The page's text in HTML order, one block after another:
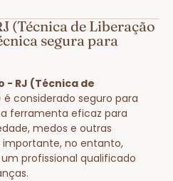
(Técnica de Liberação
segura para
- RJ (Técnica de
é considerado seguro para
ferramenta eficaz para
medos e outras
importante, no entanto,
profissional qualificado